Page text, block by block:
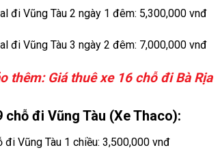
đi Vũng Tàu 2 ngày 1 đêm: 5,300,000 vnđ
đi Vũng Tàu 3 ngày 2 đêm: 7,000,000 vnđ
thêm: Giá thuê xe 16 chỗ đi Bà Rịa
chỗ đi Vũng Tàu (Xe Thaco):
đi Vũng Tàu 1 chiều: 3,500,000 vnđ